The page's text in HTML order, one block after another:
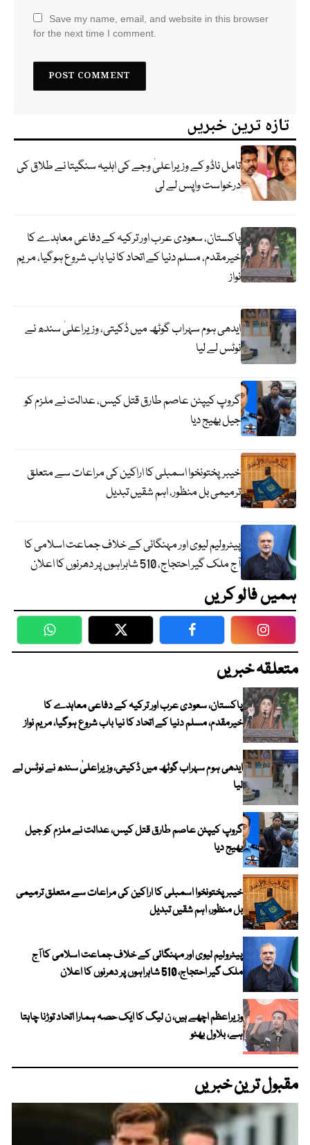
Save my name, email, and website in this browser
for the next time I comment.
تازہ ترین خبریں
تامل ناڈو کے وزیراعلیٰ وجے کی اہلیہ سنگیتا نے طلاق کی
درخواست واپس لے لی
پاکستان، سعودی عرب اور ترکیہ کے دفاعی معاہدے کا
خیرمقدم، مسلم دنیا کے اتحاد کا نیا باب شروع ہوگیا، مریم
نواز
ایدھی ہوم سہراب گوٹھ میں ڈکیتی، وزیراعلیٰ سندھ نے
نوٹس لے لیا
گروپ کیپٹن عاصم طارق قتل کیس، عدالت نے ملزم کو
جیل بھیج دیا
خیبرپختونخوا اسمبلی کا اراکین کی مراعات سے متعلق
ترمیمی بل منظور، اہم شقیں تبدیل
پیٹرولیم لیوی اور مہنگائی کے خلاف جماعت اسلامی کا
آج ملک گیر احتجاج، 510 شاہراہوں پر دھرنوں کا اعلان
ہمیں فالو کریں
WhatsApp Twitter Facebook
متعلقہ خبریں
پاکستان، سعودی عرب اور ترکیہ کے دفاعی معاہدے کا
خیرمقدم، مسلم دنیا کے اتحاد کا نیا باب شروع ہوگیا، مریم نواز
ایدھی ہوم سہراب گوٹھ میں ڈکیتی، وزیراعلیٰ سندھ نے نوٹس لے
لیا
گروپ کیپٹن عاصم طارق قتل کیس، عدالت نے ملزم کو جیل
بھیج دیا
خیبرپختونخوا اسمبلی کا اراکین کی مراعات سے متعلق ترمیمی
بل منظور، اہم شقیں تبدیل
پیٹرولیم لیوی اور مہنگائی کے خلاف جماعت اسلامی کا آج
ملک گیر احتجاج، 510 شاہراہوں پر دھرنوں کا اعلان
وزیراعظم اچھے ہیں، ن لیگ کا ایک حصہ ہمارا اتحاد توڑنا چاہتا
ہے، بلاول بھٹو
مقبول ترین خبریں